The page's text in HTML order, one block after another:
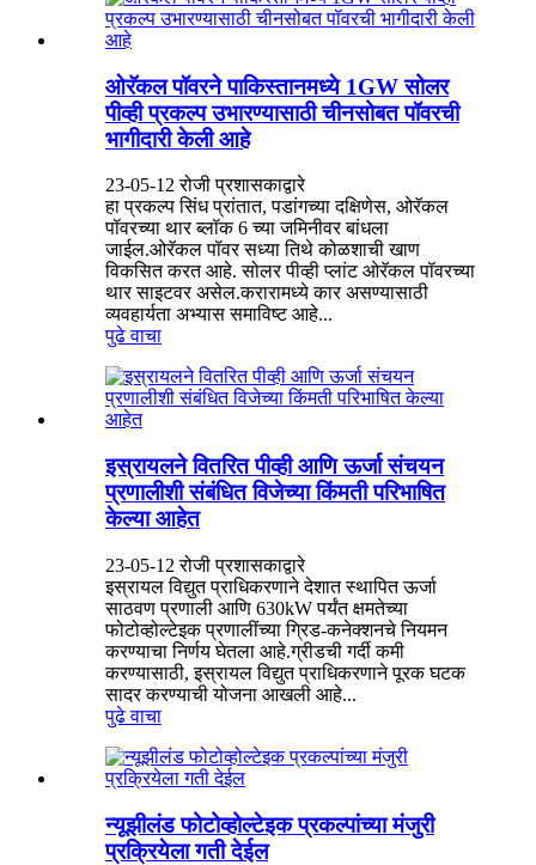
ओरॅकल पॉवरने पाकिस्तानमध्ये 1GW सोलर
पीव्ही प्रकल्प उभारण्यासाठी चीनसोबत पॉवरची
भागीदारी केली आहे
23-05-12 रोजी प्रशासकाद्वारे
हा प्रकल्प सिंध प्रांतात, पडांगच्या दक्षिणेस, ओरॅकल
पॉवरच्या थार ब्लॉक 6 च्या जमिनीवर बांधला
जाईल.ओरॅकल पॉवर सध्या तिथे कोळशाची खाण
विकसित करत आहे. सोलर पीव्ही प्लांट ओरॅकल पॉवरच्या
थार साइटवर असेल.करारामध्ये कार असण्यासाठी
व्यवहार्यता अभ्यास समाविष्ट आहे...
पुढे वाचा
इस्रायलने वितरित पीव्ही आणि ऊर्जा संचयन
प्रणालीशी संबंधित विजेच्या किंमती परिभाषित
केल्या आहेत
23-05-12 रोजी प्रशासकाद्वारे
इस्रायल विद्युत प्राधिकरणाने देशात स्थापित ऊर्जा
साठवण प्रणाली आणि 630kW पर्यंत क्षमतेच्या
फोटोव्होल्टेइक प्रणालींच्या ग्रिड-कनेक्शनचे नियमन
करण्याचा निर्णय घेतला आहे.ग्रीडची गर्दी कमी
करण्यासाठी, इस्रायल विद्युत प्राधिकरणाने पूरक घटक
सादर करण्याची योजना आखली आहे...
पुढे वाचा
न्यूझीलंड फोटोव्होल्टेइक प्रकल्पांच्या मंजुरी
प्रक्रियेला गती देईल